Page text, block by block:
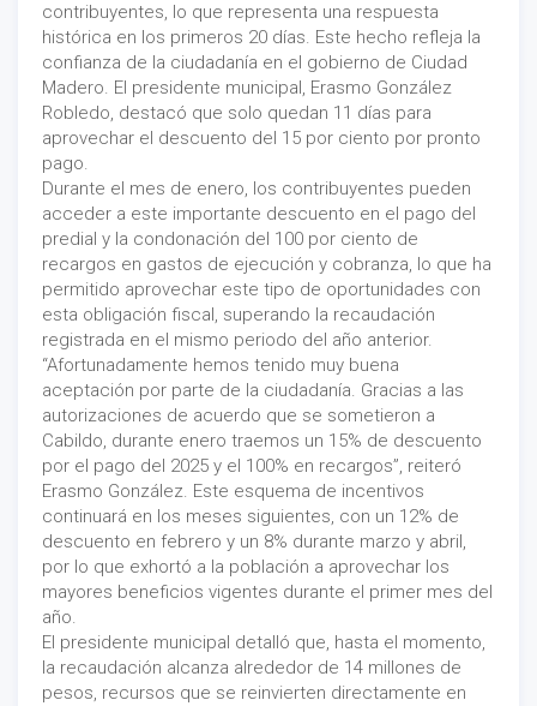
contribuyentes, lo que representa una respuesta
histórica en los primeros 20 días. Este hecho refleja la
confianza de la ciudadanía en el gobierno de Ciudad
Madero. El presidente municipal, Erasmo González
Robledo, destacó que solo quedan 11 días para
aprovechar el descuento del 15 por ciento por pronto
pago.
Durante el mes de enero, los contribuyentes pueden
acceder a este importante descuento en el pago del
predial y la condonación del 100 por ciento de
recargos en gastos de ejecución y cobranza, lo que ha
permitido aprovechar este tipo de oportunidades con
esta obligación fiscal, superando la recaudación
registrada en el mismo periodo del año anterior.
“Afortunadamente hemos tenido muy buena
aceptación por parte de la ciudadanía. Gracias a las
autorizaciones de acuerdo que se sometieron a
Cabildo, durante enero traemos un 15% de descuento
por el pago del 2025 y el 100% en recargos”, reiteró
Erasmo González. Este esquema de incentivos
continuará en los meses siguientes, con un 12% de
descuento en febrero y un 8% durante marzo y abril,
por lo que exhortó a la población a aprovechar los
mayores beneficios vigentes durante el primer mes del
año.
El presidente municipal detalló que, hasta el momento,
la recaudación alcanza alrededor de 14 millones de
pesos, recursos que se reinvierten directamente en